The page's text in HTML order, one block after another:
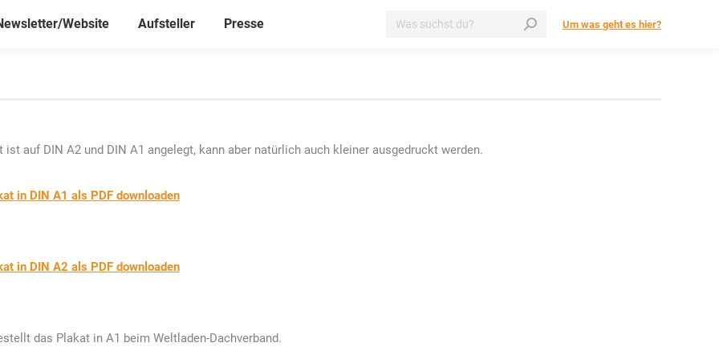
Website Aufsteller Presse Search: Um was geht es hier?
ist auf DIN A2 und DIN A1 angelegt, kann aber natürlich auch kleiner ausgedruckt werden.
in DIN A1 als PDF downloaden
in DIN A2 als PDF downloaden
das Plakat in A1 beim Weltladen-Dachverband.